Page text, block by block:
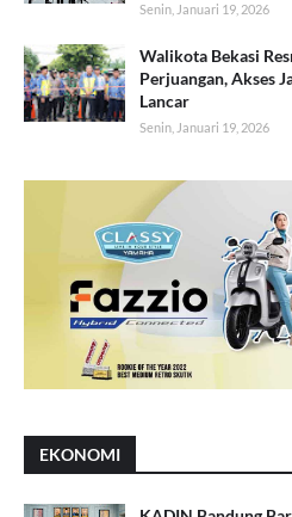
Senin, Januari 19, 2026
Walikota Bekasi
Perjuangan, Akses
Lancar
Senin, Januari 19, 2026
EKONOMI